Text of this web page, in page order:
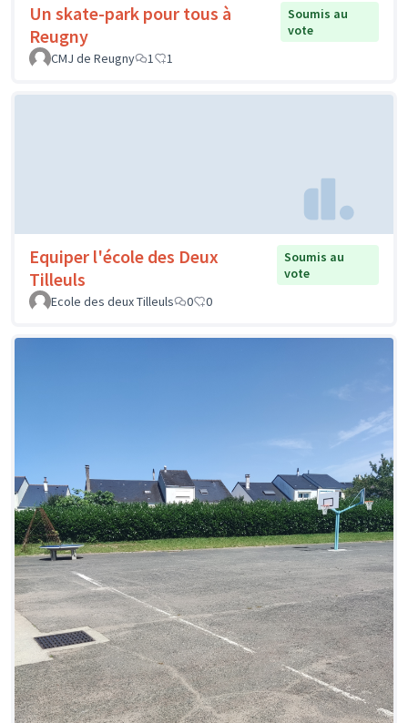
Un skate-park pour tous à
Reugny
Soumis au
vote
CMJ de Reugny
1 1
Equiper l'école des Deux
Tilleuls
Soumis au
vote
Ecole des deux Tilleuls
0 0